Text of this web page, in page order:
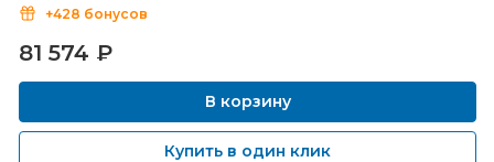
+428 бонусов
81 574 ₽
В корзину
Купить в один клик